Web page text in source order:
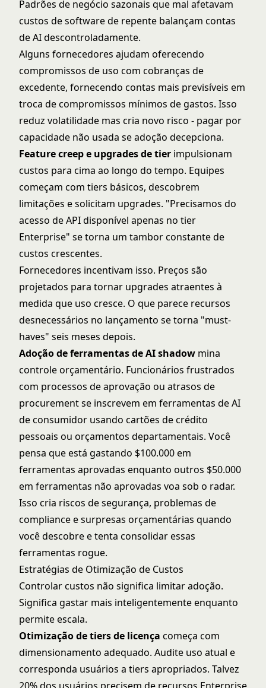
Padrões de negócio sazonais que mal afetavam
custos de software de repente balançam contas
de AI descontroladamente.
Alguns fornecedores ajudam oferecendo
compromissos de uso com cobranças de
excedente, fornecendo contas mais previsíveis em
troca de compromissos mínimos de gastos. Isso
reduz volatilidade mas cria novo risco - pagar por
capacidade não usada se adoção decepciona.
Feature creep e upgrades de tier impulsionam
custos para cima ao longo do tempo. Equipes
começam com tiers básicos, descobrem
limitações e solicitam upgrades. "Precisamos do
acesso de API disponível apenas no tier
Enterprise" se torna um tambor constante de
custos crescentes.
Fornecedores incentivam isso. Preços são
projetados para tornar upgrades atraentes à
medida que uso cresce. O que parece recursos
desnecessários no lançamento se torna "must-
haves" seis meses depois.
Adoção de ferramentas de AI shadow mina
controle orçamentário. Funcionários frustrados
com processos de aprovação ou atrasos de
procurement se inscrevem em ferramentas de AI
de consumidor usando cartões de crédito
pessoais ou orçamentos departamentais. Você
pensa que está gastando $100.000 em
ferramentas aprovadas enquanto outros $50.000
em ferramentas não aprovadas voa sob o radar.
Isso cria riscos de segurança, problemas de
compliance e surpresas orçamentárias quando
você descobre e tenta consolidar essas
ferramentas rogue.
Estratégias de Otimização de Custos
Controlar custos não significa limitar adoção.
Significa gastar mais inteligentemente enquanto
permite escala.
Otimização de tiers de licença começa com
dimensionamento adequado. Audite uso atual e
corresponda usuários a tiers apropriados. Talvez